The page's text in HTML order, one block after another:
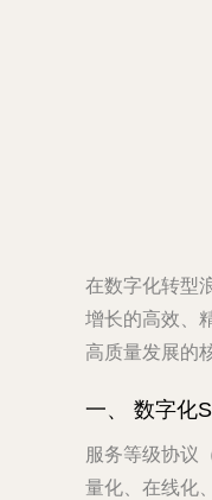
在数字化转型
增长的高效、
高质量发展的
一、 数字化
服务等级协议
量化、在线化